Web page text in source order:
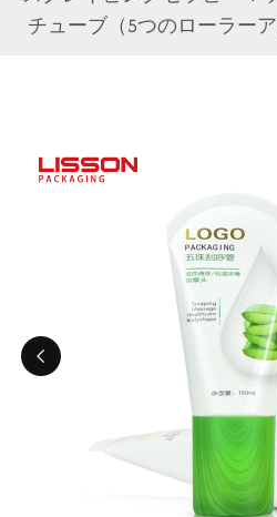
日本語
한국의
ไทย
Tiếng việt
中文
チューブ（5つのローラー